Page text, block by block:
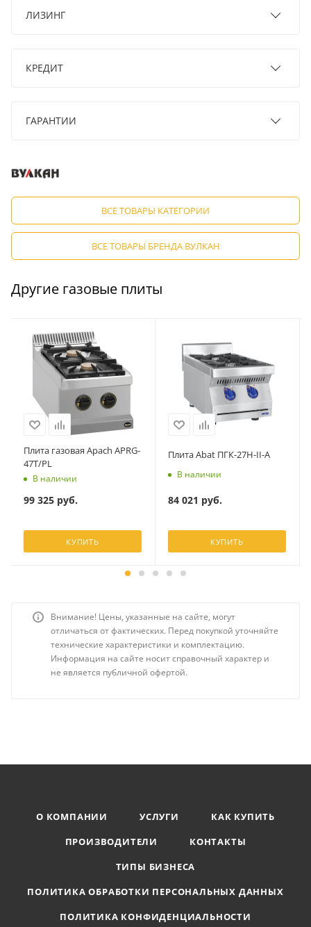
ЛИЗИНГ
КРЕДИТ
ГАРАНТИИ
ВСЕ ТОВАРЫ КАТЕГОРИИ
ВСЕ ТОВАРЫ БРЕНДА ВУЛКАН
Другие газовые плиты
Плита газовая Apach APRG-
47T/PL
В наличии
99 325руб.
КУПИТЬ
Плита Abat ПГК-27Н-II-А
В наличии
84 021 руб.
КУПИТЬ
Внимание! Цены, указанные на сайте, могут
отличаться от фактических. Перед покупкой уточняйте
технические характеристики и комплектацию.
Информация на сайте носит справочный характер и
не является публичной офертой.
О КОМПАНИИ УСЛУГИ
КАК КУПИТЬ
ПРОИЗВОДИТЕЛИ
КОНТАКТЫ
ТИПЫ БИЗНЕСА
ПОЛИТИКА ОБРАБОТКИ ПЕРСОНАЛЬНЫХ ДАННЫХ
ПОЛИТИКА КОНФИДЕНЦИАЛЬНОСТИ